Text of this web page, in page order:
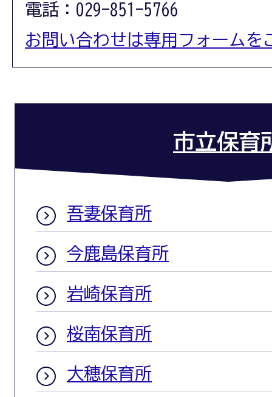
電話：029-851-5766
お問い合わせは専用フォームを
市立保育
吾妻保育所
今鹿島保育所
岩崎保育所
桜南保育所
大穂保育所